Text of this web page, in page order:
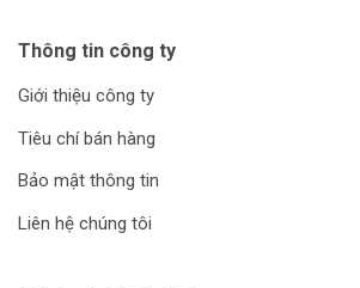
Thông tin công ty
Giới thiệu công ty
Tiêu chí bán hàng
Bảo mật thông tin
Liên hệ chúng tôi